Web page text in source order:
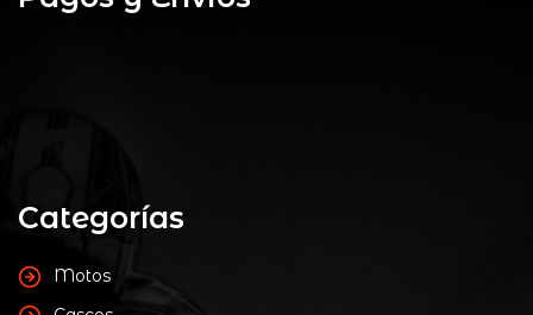
Categorías
Motos